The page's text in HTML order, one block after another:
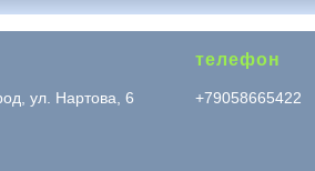
ул. Нартова, 6
телефон
+79058665422